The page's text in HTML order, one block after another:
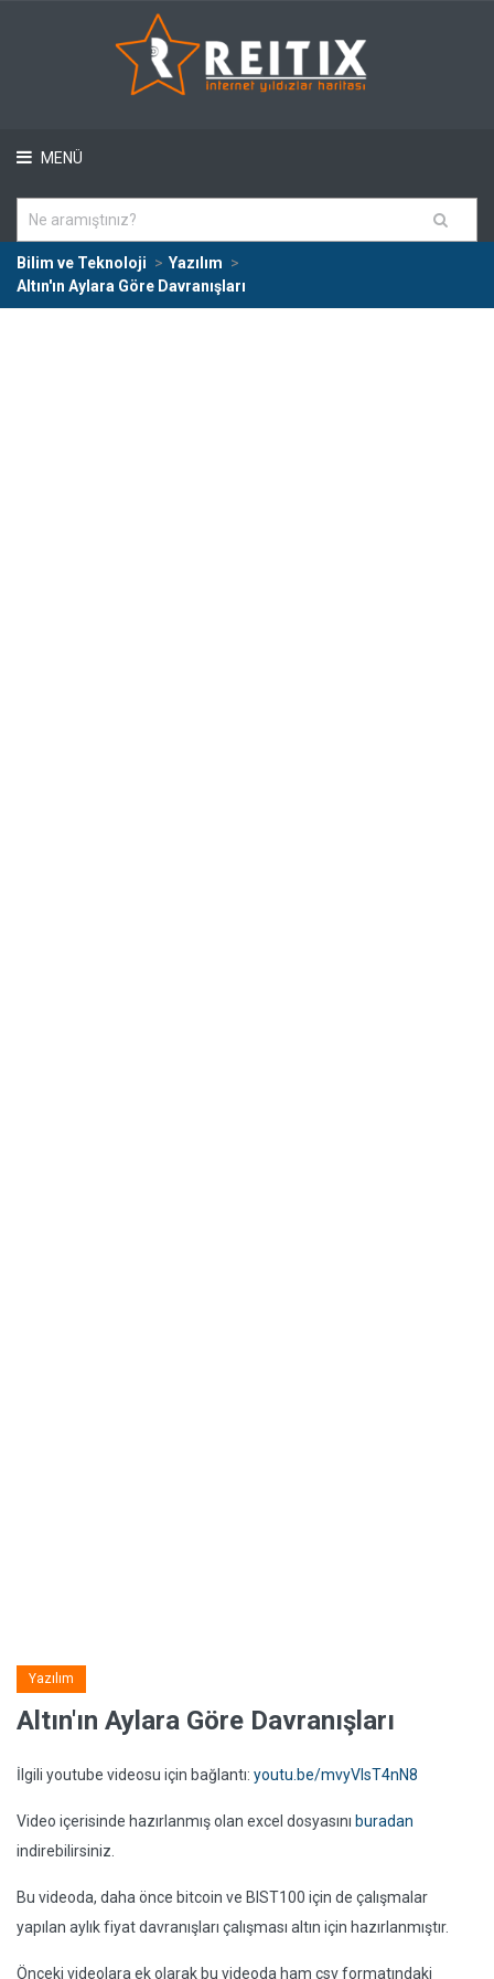
MENÜ
Bilim ve Teknoloji
Yazılım
Altın'ın Aylara Göre Davranışları
Yazılım
Altın'ın Aylara Göre Davranışları
İlgili youtube videosu için bağlantı: youtu.be/mvyVlsT4nN8
Video içerisinde hazırlanmış olan excel dosyasını buradan
indirebilirsiniz.
Bu videoda, daha önce bitcoin ve BIST100 için de çalışmalar
yapılan aylık fiyat davranışları çalışması altın için hazırlanmıştır.
Önceki videolara ek olarak bu videoda ham csv formatındaki